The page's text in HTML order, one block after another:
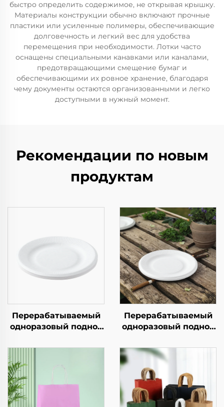
быстро определить содержимое, не открывая крышку.
Материалы конструкции обычно включают прочные
пластики или усиленные полимеры, обеспечивающие
долговечность и легкий вес для удобства
перемещения при необходимости. Лотки часто
оснащены специальными канавками или каналами,
предотвращающими смещение бумаг и
обеспечивающими их ровное хранение, благодаря
чему документы остаются организованными и легко
доступными в нужный момент.
Рекомендации по новым
продуктам
Перерабатываемый
одноразовый поднос
салатов, закусок,
суши, пиццы, хлеба,
конфет, шоколада
или гамбургеров —
для общепита и
крафтовых целей
Перерабатываемый
одноразовый поднос
салатов, закусок,
суши, пиццы, хлеба,
конфет, шоколада
или гамбургеров —
для общепита и
крафтовых целей